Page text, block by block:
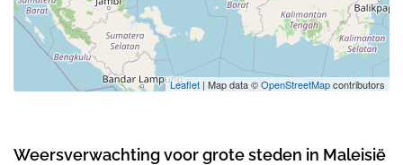
Leaflet | Map data ©OpenStreetMapcontributors
Weersverwachting voor grote steden in Maleisië